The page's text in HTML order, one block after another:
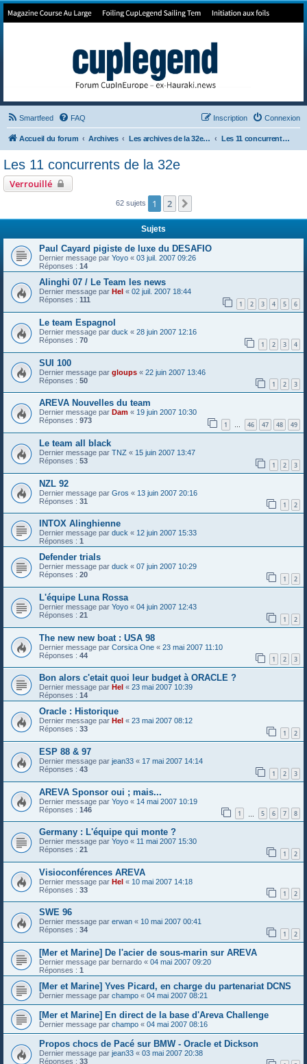
Forum de Cup In Europe
Smartfeed FAQ Connexion
Inscription
Accueil du forum Archives Les archives de la 32e America's Cup Les 11 concurrents de la 32e
Les 11 concurrents de la 32e
Verrouillé
62 sujets 1 2
Sujets
Paul Cayard pigiste de luxe du DESAFIO
Dernier message par Yoyo « 03 juil. 2007 09:26
Réponses : 14
Alinghi 07 / Le Team les news
Dernier message par Hel « 02 juil. 2007 18:44
Réponses : 111 1 2 3 4 5 6
Le team Espagnol
Dernier message par duck « 28 juin 2007 12:16
Réponses : 70 1 2 3 4
SUI 100
Dernier message par gloups « 22 juin 2007 13:46
Réponses : 50 1 2 3
AREVA Nouvelles du team
Dernier message par Dam « 19 juin 2007 10:30
Réponses : 973 1 … 46 47 48 49
Le team all black
Dernier message par TNZ « 15 juin 2007 13:47
Réponses : 53 1 2 3
NZL 92
Dernier message par Gros « 13 juin 2007 20:16
Réponses : 31 1 2
INTOX Alinghienne
Dernier message par duck « 12 juin 2007 15:33
Réponses : 1
Defender trials
Dernier message par duck « 07 juin 2007 10:29
Réponses : 20 1 2
L'équipe Luna Rossa
Dernier message par Yoyo « 04 juin 2007 12:43
Réponses : 21 1 2
The new new boat : USA 98
Dernier message par Corsica One « 23 mai 2007 11:10
Réponses : 44 1 2 3
Bon alors c'etait quoi leur budget à ORACLE ?
Dernier message par Hel « 23 mai 2007 10:39
Réponses : 14
Oracle : Historique
Dernier message par Hel « 23 mai 2007 08:12
Réponses : 33 1 2
ESP 88 & 97
Dernier message par jean33 « 17 mai 2007 14:14
Réponses : 43 1 2 3
AREVA Sponsor oui ; mais...
Dernier message par Yoyo « 14 mai 2007 10:19
Réponses : 146 1 5 6 7 8
Germany : L'équipe qui monte ?
Dernier message par Yoyo « 11 mai 2007 15:30
Réponses : 21 1 2
Visioconférences AREVA
Dernier message par Hel « 10 mai 2007 14:18
Réponses : 33 1 2
SWE 96
Dernier message par erwan « 10 mai 2007 00:41
Réponses : 34 1 2
[Mer et Marine] De l'acier de sous-marin sur AREVA
Dernier message par bernardo « 04 mai 2007 09:20
Réponses : 1
[Mer et Marine] Yves Picard, en charge du partenariat DCNS
Dernier message par champo « 04 mai 2007 08:21
[Mer et Marine] En direct de la base d'Areva Challenge
Dernier message par champo « 04 mai 2007 08:16
Propos chocs de Pacé sur BMW - Oracle et Dickson
Dernier message par jean33 « 03 mai 2007 20:38
Réponses : 33